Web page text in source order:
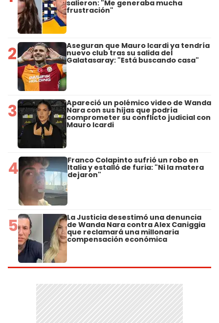
salieron: "Me generaba mucha
frustración"
2 Aseguran que Mauro Icardi ya tendría
nuevo club tras su salida del
Galatasaray: "Está buscando casa"
3 Apareció un polémico video de Wanda
Nara con sus hijas que podría
comprometer su conflicto judicial con
Mauro Icardi
4 Franco Colapinto sufrió un robo en
Italia y estalló de furia: "Ni la matera
dejaron"
5 La Justicia desestimó una denuncia
de Wanda Nara contra Alex Caniggia
que reclamará una millonaria
compensación económica